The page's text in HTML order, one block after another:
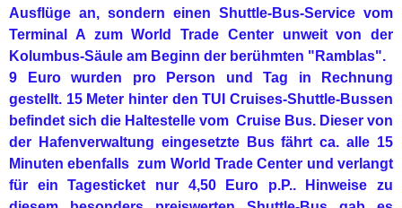
Ausflüge an, sondern einen Shuttle-Bus-Service vom
Terminal A zum World Trade Center unweit von der
Kolumbus-Säule am Beginn der berühmten "Ramblas".
9 Euro wurden pro Person und Tag in Rechnung
gestellt. 15 Meter hinter den TUI Cruises-Shuttle-Bussen
befindet sich die Haltestelle vom Cruise Bus. Dieser von
der Hafenverwaltung eingesetzte Bus fährt ca. alle 15
Minuten ebenfalls zum World Trade Center und verlangt
für ein Tagesticket nur 4,50 Euro p.P.. Hinweise zu